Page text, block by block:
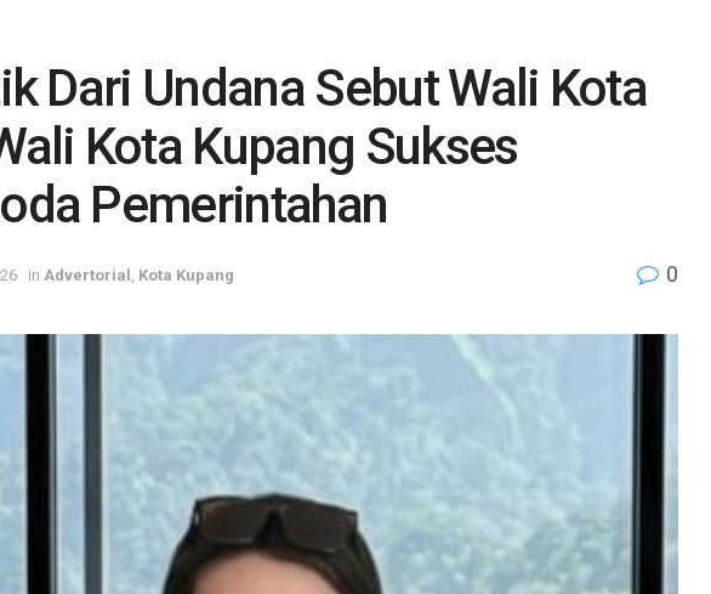
Dari Undana Sebut Wali Kota
Kota Kupang Sukses
Pemerintahan
in Advertorial Kota Kupang 0